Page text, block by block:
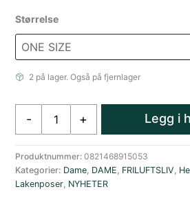
Størrelse
2 på lager. Også på fjernlager
-
Teppepose
antall
+ Legg i
Produktnummer:0821468915053
Kategorier: Dame, DAME, FRILUFTSLIV,
Lakenposer, NYHETER